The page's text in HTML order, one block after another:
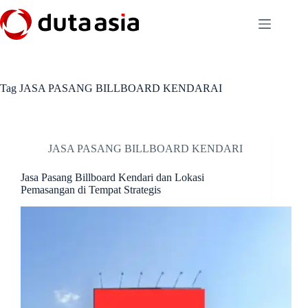
to
content
Tag JASA PASANG BILLBOARD KENDARAI
JASA PASANG BILLBOARD KENDARI
Jasa Pasang Billboard Kendari dan Lokasi
Pemasangan di Tempat Strategis